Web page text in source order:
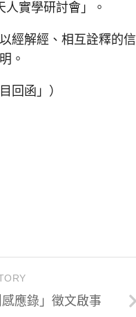
實學研討會」。
經解經、相互詮釋的信
。
回函」）
感應錄」徵文啟事